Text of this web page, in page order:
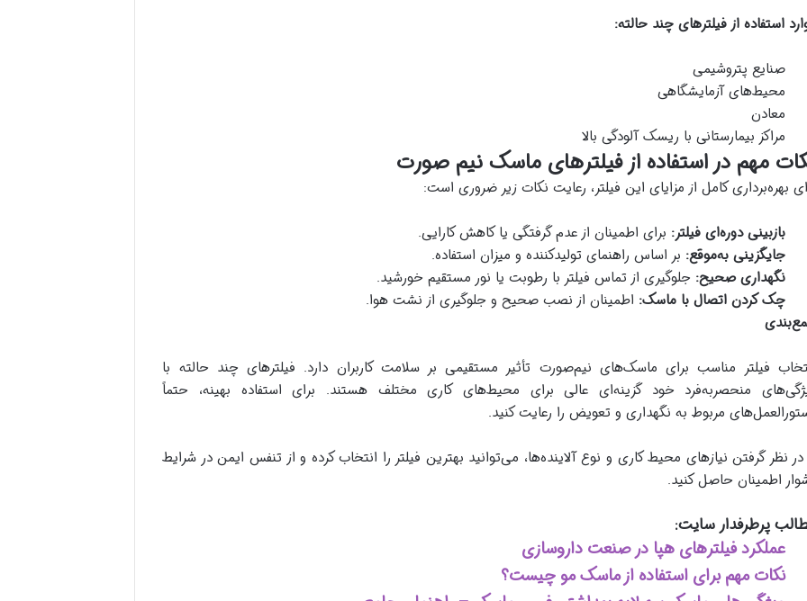
استفاده از فیلترهای چند حالته:
صنایع پتروشیمی
محیط‌های آزمایشگاهی
معادن
مراکز بیمارستانی با ریسک آلودگی بالا
مهم در استفاده از فیلترهای ماسک نیم صورت
بهره‌برداری کامل از مزایای این فیلتر، رعایت نکات زیر ضروری است:
بازبینی دوره‌ای فیلتر: برای اطمینان از عدم گرفتگی یا کاهش کارایی.
جایگزینی به‌موقع: بر اساس راهنمای تولیدکننده و میزان استفاده.
نگهداری صحیح: جلوگیری از تماس فیلتر با رطوبت یا نور مستقیم خورشید.
چک کردن اتصال با ماسک: اطمینان از نصب صحیح و جلوگیری از نشت هوا.
فیلتر مناسب برای ماسک‌های نیم‌صورت تأثیر مستقیمی بر سلامت کاربران دارد. فیلترهای چند حالته با
منحصر‌به‌فرد خود گزینه‌ای عالی برای محیط‌های کاری مختلف هستند. برای استفاده بهینه، حتماً
مربوط به نگهداری و تعویض را رعایت کنید.
در نظر گرفتن نیازهای محیط کاری و نوع آلاینده‌ها، می‌توانید بهترین فیلتر را انتخاب کرده و از تنفس ایمن در شرایط
اطمینان حاصل کنید.
پرطرفدار سایت:
عملکرد فیلترهای هپا در صنعت داروسازی
نکات مهم برای استفاده از ماسک مو چیست؟